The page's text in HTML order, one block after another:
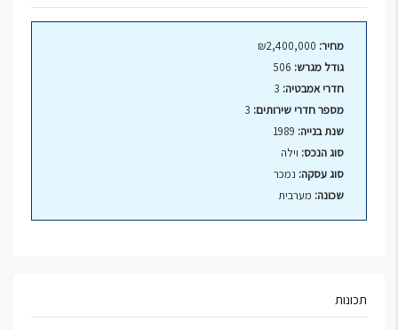
מחיר:
גודל מגרש:
חדרי אמבטיה:
מספר חדרי שירותים:
שנת בנייה:
סוג הנכס: וילה
סוג עסקה: נמכר
שכונה: מערבית
תכונות